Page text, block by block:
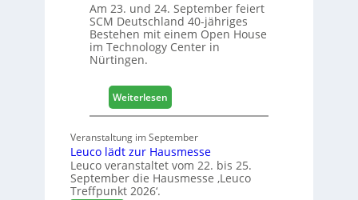
+
H
o
2
0
8
Am 23. und 24. September feiert
SCM Deutschland 40-jähriges
Bestehen mit einem Open House
im Technology Center in
Nürtingen.
Weiterlesen:
4
J
a
h
Veranstaltung im September
Leuco lädt zur Hausmesse
Leuco veranstaltet vom 22. bis 25.
September die Hausmesse ‚Leuco
Treffpunkt 2026‘.